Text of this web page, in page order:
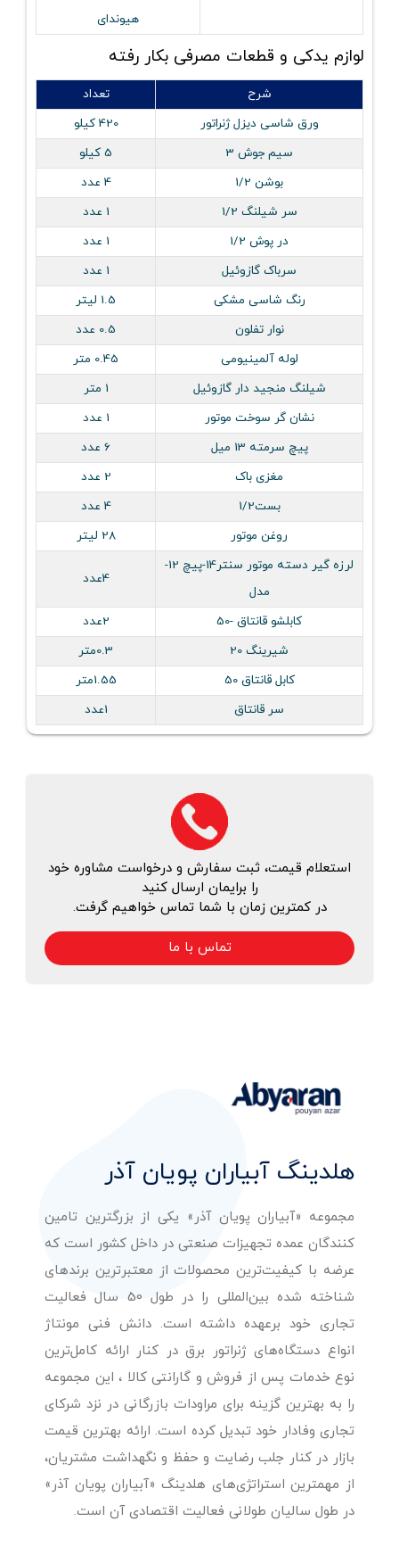
هیوندای
لوازم یدکی و قطعات مصرفی بکار رفته
شرح
تعداد
ورق شاسی دیزل ژنراتور
420 کیلو
سیم جوش 3
5 کیلو
بوشن 1/2
4 عدد
سر شیلنگ 1/2
1 عدد
در پوش 1/2
1 عدد
سرباک گازوئیل
1 عدد
رنگ شاسی مشکی
1.5 لیتر
نوار تفلون
0.5 عدد
لوله آلمینیومی
0.45 متر
شیلنگ منجید دار گازوئیل
1 متر
نشان گر سوخت موتور
1 عدد
پیچ سرمته 13 میل
6 عدد
مغزی باک
2 عدد
بست1/2
4 عدد
روغن موتور
28 لیتر
لرزه گير دسته موتور سنتر14-پيچ 12-
مدل
4عدد
کابلشو قانتاق -50
2عدد
شیرینگ 20
0.3متر
کابل قانتاق 50
1.55متر
سر قانتاق
1عدد
استعلام قیمت، ثبت سفارش و درخواست مشاوره خود
را برایمان ارسال کنید
در کمترین زمان با شما تماس خواهیم گرفت.
تماس با ما
هلدینگ آبیاران پویان آذر
مجموعه «آبیاران پویان آذر» یکی از بزرگترین تامین
کنندگان عمده تجهیزات صنعتی در داخل کشور است که
عرضه با کیفیت‌ترین محصولات از معتبرترین برندهای
شناخته شده بین‌المللی را در طول 50 سال فعالیت
تجاری خود برعهده داشته است. دانش فنی مونتاژ
انواع دستگاه‌های ژنراتور برق در کنار ارائه کامل‌ترین
نوع خدمات پس از فروش و گارانتی کالا ، این مجموعه
را به بهترین گزینه برای مراودات بازرگانی در نزد شرکای
تجاری وفادار خود تبدیل کرده است. ارائه بهترین قیمت
بازار در کنار جلب رضایت و حفظ و نگهداشت مشتریان،
از مهمترین استراتژی‌های هلدینگ «آبیاران پویان آذر»
در طول سالیان طولانی فعالیت اقتصادی آن است.